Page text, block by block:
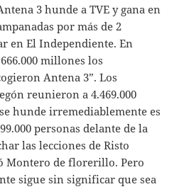
3 hunde a TVE y gana en
por más de 2
en El Independiente. En
millones los
Antena 3”. Los
reunieron a 4.469.000
hunde irremediablemente es
personas delante de la
las lecciones de Risto
Montero de florerillo. Pero
sigue sin significar que sea